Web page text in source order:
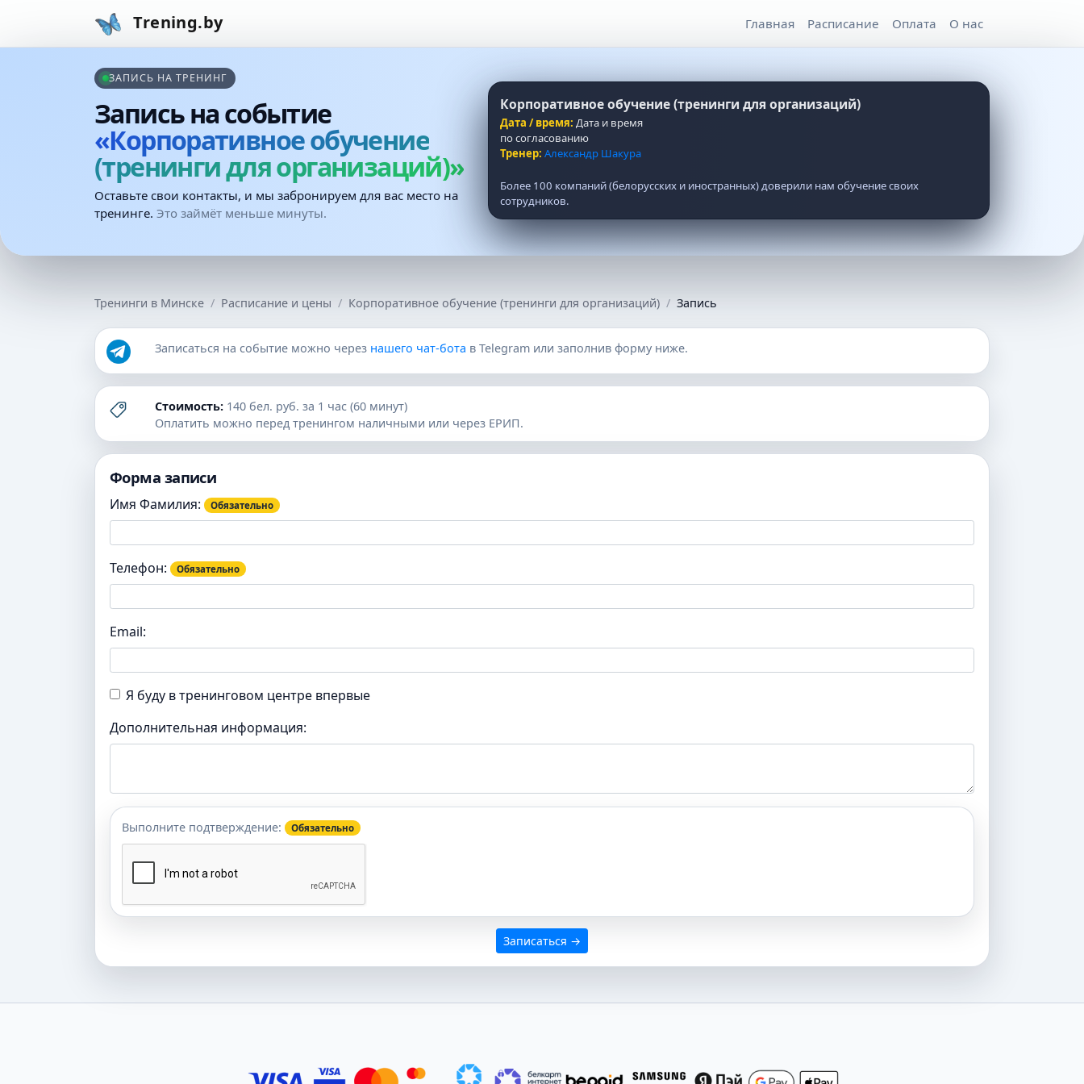
Trening.by Главная Расписание Оплата О нас
ЗАПИСЬ НА ТРЕНИНГ
Запись на событие
«Корпоративное обучение
(тренинги для организаций)»
Оставьте свои контакты, и мы забронируем для вас место на
тренинге. Это займёт меньше минуты.
Корпоративное обучение (тренинги для организаций)
Дата / время: Дата и время
по согласованию
Тренер: Александр Шакура
Более 100 компаний (белорусских и иностранных) доверили нам обучение своих
сотрудников.
Тренинги в Минске Расписание и цены Корпоративное обучение (тренинги для организаций) Запись
Записаться на событие можно через нашего чат‑бота в Telegram или заполнив форму ниже.
Стоимость: 140 бел. руб. за 1 час (60 минут)
Оплатить можно перед тренингом наличными или через ЕРИП.
Форма записи
Имя Фамилия: Обязательно
Телефон: Обязательно
Email:
Я буду в тренинговом центре впервые
Дополнительная информация:
Выполните подтверждение: Обязательно
Записаться →